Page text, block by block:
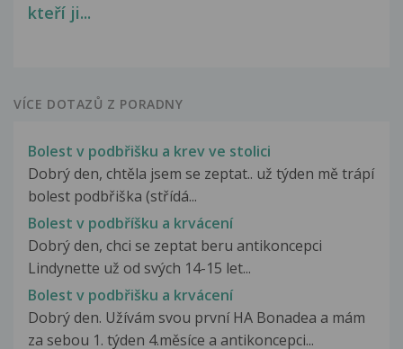
kteří ji...
VÍCE DOTAZŮ Z PORADNY
Bolest v podbřišku a krev ve stolici
Dobrý den, chtěla jsem se zeptat.. už týden mě trápí
bolest podbřiška (střídá...
Bolest v podbříšku a krvácení
Dobrý den, chci se zeptat beru antikoncepci
Lindynette už od svých 14-15 let...
Bolest v podbřišku a krvácení
Dobrý den. Užívám svou první HA Bonadea a mám
za sebou 1. týden 4.měsíce a antikoncepci...